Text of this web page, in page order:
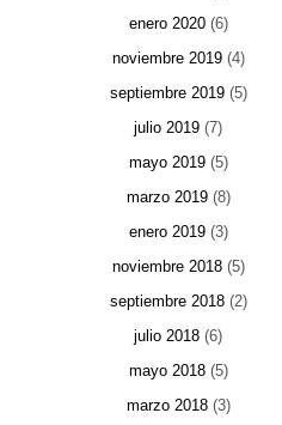
enero 2020(6)
noviembre 2019(4)
septiembre 2019(5)
julio 2019 (7)
mayo 2019(5)
marzo 2019(8)
enero 2019(3)
noviembre 2018(5)
septiembre 2018(2)
julio 2018 (6)
mayo 2018(5)
marzo 2018(3)